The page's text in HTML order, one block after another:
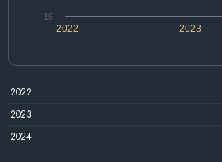
2022 2023
16
2022
2023
2024